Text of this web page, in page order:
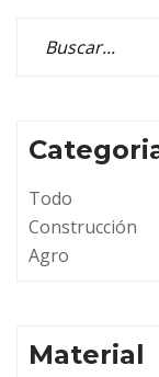
Todo
Construcción
Agro
Material